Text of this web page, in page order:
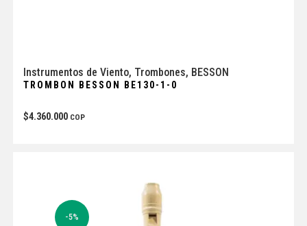
Instrumentos de Viento, Trombones, BESSON
TROMBON BESSON BE130-1-0
$4.360.000 COP
-5%